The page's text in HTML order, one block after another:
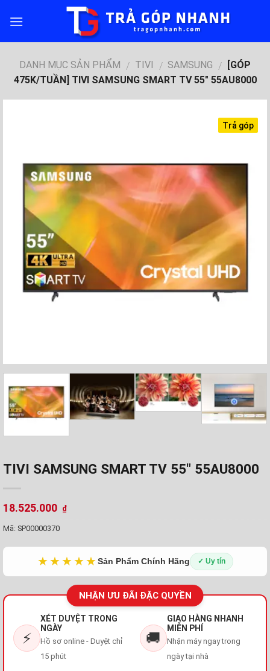
DANH MỤC SẢN PHẨM / TIVI / SAMSUNG /
[GÓP
475K/TUẦN] TIVI SAMSUNG SMART TV 55" 55AU8000
Trả góp
TIVI SAMSUNG SMART TV 55" 55AU8000
18.525.000 ₫
Mã: SP00000370
★★★★★Sản Phẩm Chính Hãng ✓ Uy tín
NHẬN ƯU ĐÃI ĐẶC QUYỀN
⚡
XÉT DUYỆT TRONG
NGÀY
Hồ sơ online - Duyệt chỉ
15 phút
🚚
GIAO HÀNG NHANH
MIỄN PHÍ
Nhận máy ngay trong
ngày tại nhà